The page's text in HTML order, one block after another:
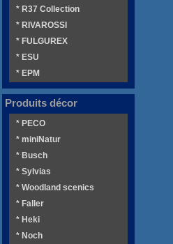
* R37 Collection
* RIVAROSSI
* FULGUREX
* ESU
* EPM
Produits décor
* PECO
* miniNatur
* Busch
* Sylvias
* Woodland scenics
* Faller
* Heki
* Noch